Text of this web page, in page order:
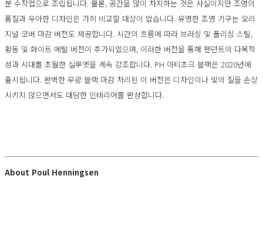
분 수작업으로 조립됩니다. 물론, 공간을 많이 차지하는 것은 사실이지만 조명의
품질과 우아한 디자인은 가히 비교할 대상이 없습니다. 유명한 조명 기구는 오리
지널 코버 마감 버전도 제공합니다. 시간의 흐름에 따라 브러싱 및 폴리싱 스틸,
황동 및 화이트 메탈 버전이 추가되었으며, 이러한 버전을 통해 펜던트의 다목적
성과 시대를 초월한 실루엣을 계속 강조합니다. PH 아티초크 블랙은 2020년에
출시됩니다. 완벽한 무광 블랙 마감 처리된 이 버전은 디자인이나 빛의 질을 손상
시키지 않으면서도 대담한 인테리어를 완성합니다.
About Poul Henningsen